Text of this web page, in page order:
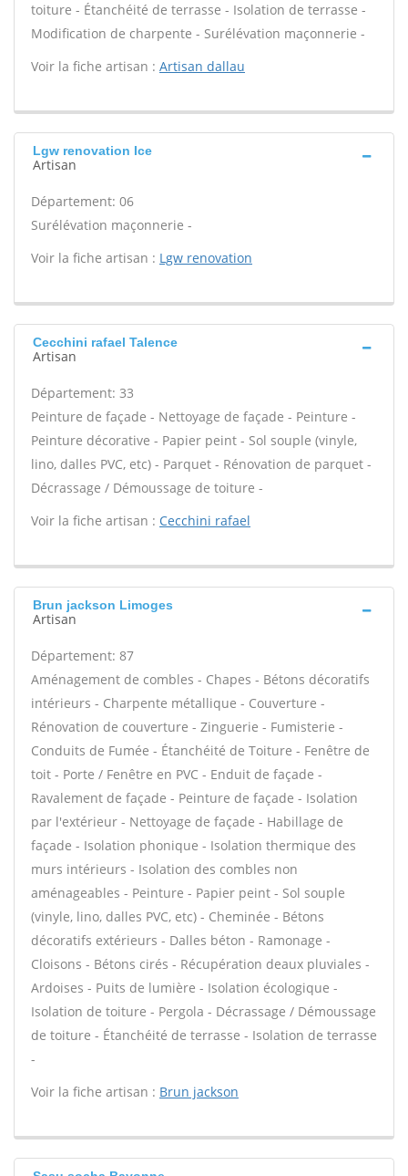
toiture - Étanchéité de terrasse - Isolation de terrasse -
Modification de charpente - Surélévation maçonnerie -
Voir la fiche artisan : Artisan dallau
Lgw renovation Ice
Artisan
Département: 06
Surélévation maçonnerie -
Voir la fiche artisan : Lgw renovation
Cecchini rafael Talence
Artisan
Département: 33
Peinture de façade - Nettoyage de façade - Peinture -
Peinture décorative - Papier peint - Sol souple (vinyle,
lino, dalles PVC, etc) - Parquet - Rénovation de parquet -
Décrassage / Démoussage de toiture -
Voir la fiche artisan : Cecchini rafael
Brun jackson Limoges
Artisan
Département: 87
Aménagement de combles - Chapes - Bétons décoratifs
intérieurs - Charpente métallique - Couverture -
Rénovation de couverture - Zinguerie - Fumisterie -
Conduits de Fumée - Étanchéité de Toiture - Fenêtre de
toit - Porte / Fenêtre en PVC - Enduit de façade -
Ravalement de façade - Peinture de façade - Isolation
par l'extérieur - Nettoyage de façade - Habillage de
façade - Isolation phonique - Isolation thermique des
murs intérieurs - Isolation des combles non
aménageables - Peinture - Papier peint - Sol souple
(vinyle, lino, dalles PVC, etc) - Cheminée - Bétons
décoratifs extérieurs - Dalles béton - Ramonage -
Cloisons - Bétons cirés - Récupération deaux pluviales -
Ardoises - Puits de lumière - Isolation écologique -
Isolation de toiture - Pergola - Décrassage / Démoussage
de toiture - Étanchéité de terrasse - Isolation de terrasse
-
Voir la fiche artisan : Brun jackson